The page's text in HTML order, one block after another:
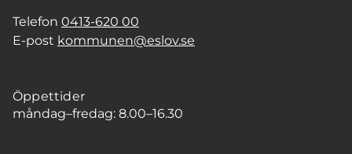
Telefon 0413-620 00
E-post kommunen@eslov.se
Öppettider
måndag–fredag: 8.00–16.30